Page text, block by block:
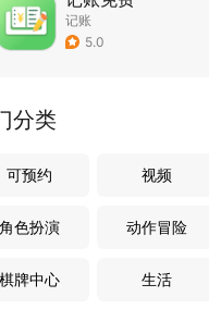
记账
5.0
分类
可预约 视频
角色扮演 动作冒险
棋牌中心 生活